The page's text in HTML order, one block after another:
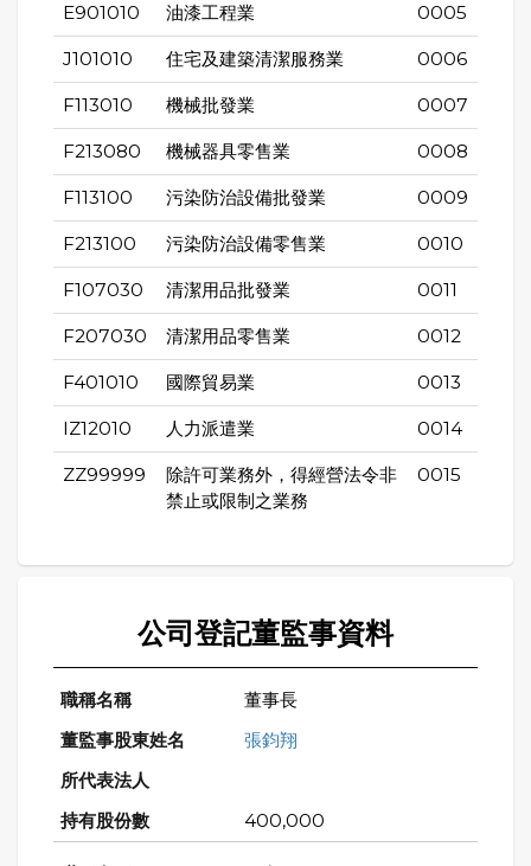
E901010 油漆工程業 0005
J101010 住宅及建築清潔服務業 0006
F113010 機械批發業 0007
F213080 機械器具零售業 0008
F113100 污染防治設備批發業 0009
F213100 污染防治設備零售業 0010
F107030 清潔用品批發業 0011
F207030 清潔用品零售業 0012
F401010 國際貿易業 0013
IZ12010 人力派遣業 0014
ZZ99999
除許可業務外，得經營法令非
禁止或限制之業務
0015
公司登記董監事資料
董事長
張鈞翔
400,000